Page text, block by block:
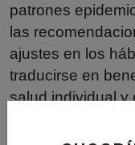
patrones
las
ajustes en los
traducirse en
salud individual y